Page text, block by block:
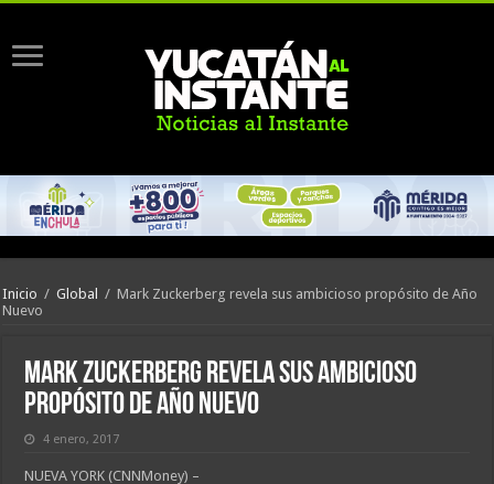
Inicio / Global / Mark Zuckerberg revela sus ambicioso propósito de Año
Nuevo
Mark Zuckerberg revela sus ambicioso
propósito de Año Nuevo
4 enero, 2017
NUEVA YORK (CNNMoney) –